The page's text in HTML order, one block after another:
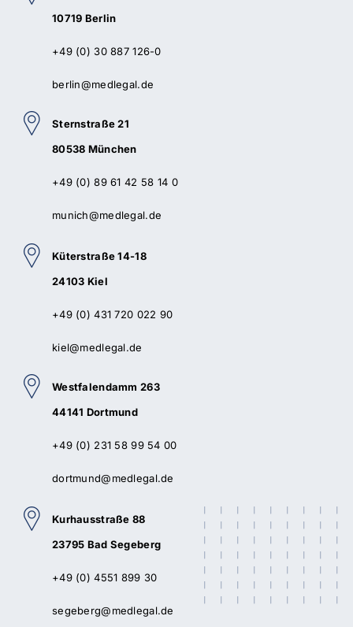
10719 Berlin
+49 (0) 30 887 126-0
berlin@medlegal.de
Sternstraße 21
80538 München
+49 (0) 89 61 42 58 14 0
munich@medlegal.de
Küterstraße 14-18
24103 Kiel
+49 (0) 431 720 022 90
kiel@medlegal.de
Westfalendamm 263
44141 Dortmund
+49 (0) 231 58 99 54 00
dortmund@medlegal.de
Kurhausstraße 88
23795 Bad Segeberg
+49 (0) 4551 899 30
segeberg@medlegal.de